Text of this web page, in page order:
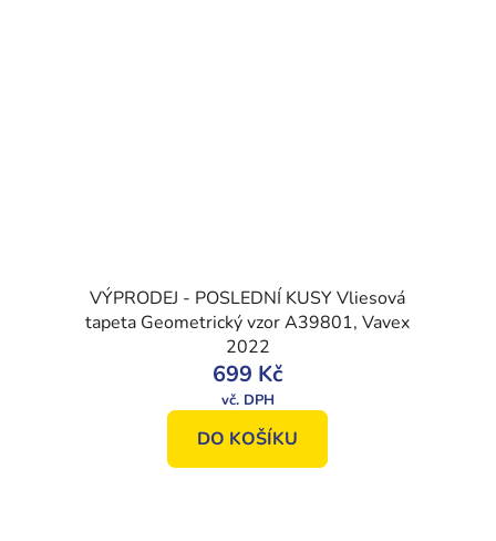
VÝPRODEJ - POSLEDNÍ KUSY Vliesová
tapeta Geometrický vzor A39801, Vavex
2022
699 Kč
DO KOŠÍKU